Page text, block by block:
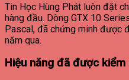
Tin Học Hùng Phát luôn đặt
hàng đầu. Dòng GTX 10
Pascal, đã chứng minh được
năm qua.
Hiệu năng đã được